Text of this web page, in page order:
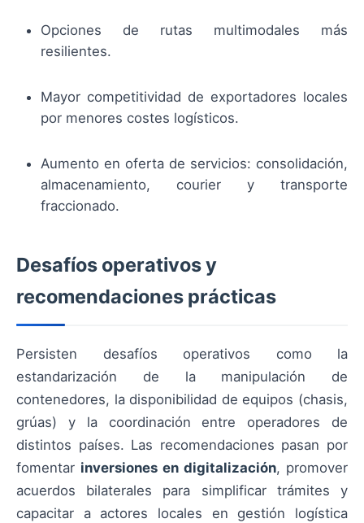
Opciones de rutas multimodales más
resilientes.
Mayor competitividad de exportadores locales
por menores costes logísticos.
Aumento en oferta de servicios: consolidación,
almacenamiento, courier y transporte
fraccionado.
Desafíos operativos y
recomendaciones prácticas
Persisten desafíos operativos como la
estandarización de la manipulación de
contenedores, la disponibilidad de equipos (chasis,
grúas) y la coordinación entre operadores de
distintos países. Las recomendaciones pasan por
fomentar inversiones en digitalización, promover
acuerdos bilaterales para simplificar trámites y
capacitar a actores locales en gestión logística